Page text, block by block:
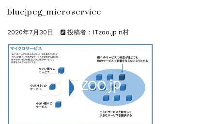
bluejpeg_microservice
2020年7月30日 投稿者：ITzoo.jp n村